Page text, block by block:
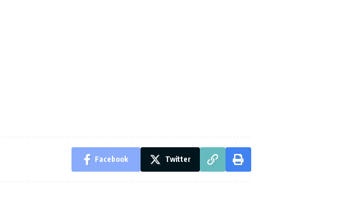
Facebook Twitter